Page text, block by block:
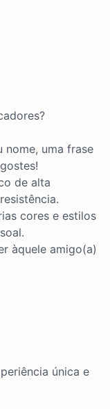
nome, uma frase
de alta
cores e estilos
àquele amigo(a)
única e